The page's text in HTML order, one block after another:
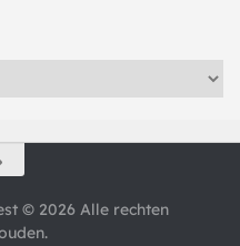
© 2026 Alle rechten